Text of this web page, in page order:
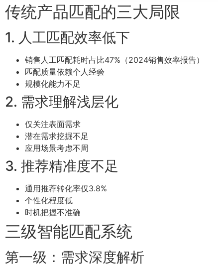
传统产品匹配的三大局限
1. 人工匹配效率低下
销售人工匹配耗时占比47%（2024销售效率报告）
匹配质量依赖个人经验
规模化能力不足
2. 需求理解浅层化
仅关注表面需求
潜在需求挖掘不足
应用场景考虑不周
3. 推荐精准度不足
通用推荐转化率仅3.8%
个性化程度低
时机把握不准确
三级智能匹配系统
第一级：需求深度解析